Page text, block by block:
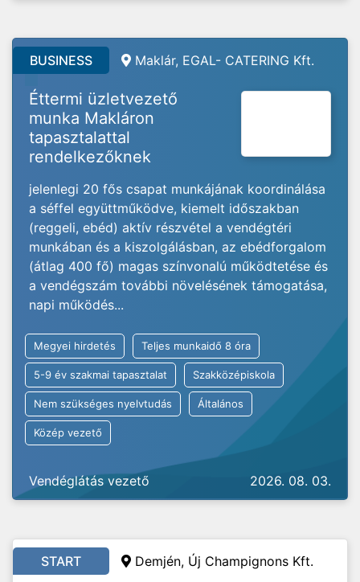
BUSINESS Maklár, EGAL- CATERING Kft.
Éttermi üzletvezető
munka Makláron
tapasztalattal
rendelkezőknek
jelenlegi 20 fős csapat munkájának koordinálása
a séffel együttműködve, kiemelt időszakban
(reggeli, ebéd) aktív részvétel a vendégtéri
munkában és a kiszolgálásban, az ebédforgalom
(átlag 400 fő) magas színvonalú működtetése és
a vendégszám további növelésének támogatása,
napi működés...
Megyei hirdetés Teljes munkaidő 8 óra
5-9 év szakmai tapasztalat Szakközépiskola
Nem szükséges nyelvtudás Általános
Közép vezető
Vendéglátás vezető 2026. 08. 03.
START Demjén, Új Champignons Kft.